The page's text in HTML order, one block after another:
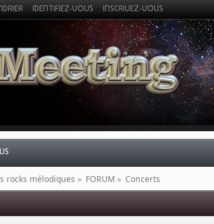
IDENTIFIEZ-VOUS INSCRIVEZ-VOUS
rocks mélodiques » FORUM » Concerts